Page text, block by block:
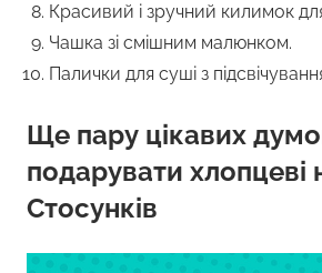
Красивий і зручний килимок
Чашка зі смішним малюнком.
Палички для суші з
Ще пару цікавих
подарувати хлопцеві
Стосунків